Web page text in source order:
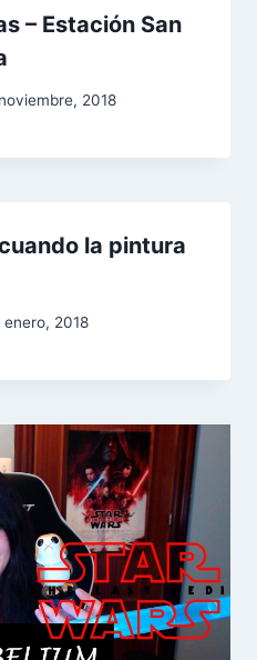
– Estación San
2018
la pintura
enero, 2018